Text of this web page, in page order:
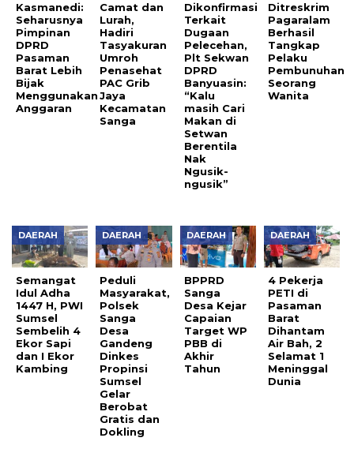
Kasmanedi:
Seharusnya
Pimpinan
DPRD
Pasaman
Barat Lebih
Bijak
Menggunakan
Anggaran
Camat dan
Lurah,
Hadiri
Tasyakuran
Umroh
Penasehat
PAC Grib
Jaya
Kecamatan
Sanga
Dikonfirmasi
Terkait
Dugaan
Pelecehan,
Plt Sekwan
DPRD
Banyuasin:
“Kalu
masih Cari
Makan di
Setwan
Berentila
Nak
Ngusik-
ngusik”
Ditreskrim
Pagaralam
Berhasil
Tangkap
Pelaku
Pembunuhan
Seorang
Wanita
DAERAH
Semangat
Idul Adha
1447 H, PWI
Sumsel
Sembelih 4
Ekor Sapi
dan I Ekor
Kambing
DAERAH
Peduli
Masyarakat,
Polsek
Sanga
Desa
Gandeng
Dinkes
Propinsi
Sumsel
Gelar
Berobat
Gratis dan
Dokling
DAERAH
BPPRD
Sanga
Desa Kejar
Capaian
Target WP
PBB di
Akhir
Tahun
DAERAH
4 Pekerja
PETI di
Pasaman
Barat
Dihantam
Air Bah, 2
Selamat 1
Meninggal
Dunia